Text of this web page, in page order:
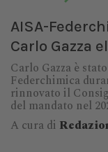
AISA-
Carlo Gazza
Carlo Gazza è
Federchimica
rinnovato il
del mandato nel
A cura di